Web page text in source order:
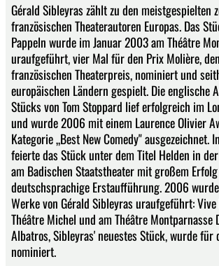
Gérald Sibleyras zählt zu den meistgespielten
französischen Theaterautoren Europas. Das
Pappeln wurde im Januar 2003 am Théâtre
uraufgeführt, vier Mal für den Prix Molière,
französischen Theaterpreis, nominiert und
europäischen Ländern gespielt. Die englische
Stücks von Tom Stoppard lief erfolgreich im
und wurde 2006 mit einem Laurence Olivier
Kategorie „Best New Comedy" ausgezeichnet.
feierte das Stück unter dem Titel Helden in
am Badischen Staatstheater mit großem
deutschsprachige Erstaufführung. 2006
Werke von Gérald Sibleyras uraufgeführt: Vive
Théâtre Michel und am Théâtre Montparnasse
Albatros, Sibleyras' neuestes Stück, wurde für
nominiert.